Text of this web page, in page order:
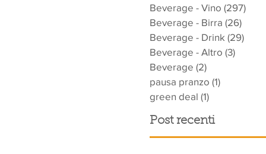
Beverage - Vino (297)
Beverage - Birra (26)
Beverage - Drink (29)
Beverage - Altro (3)
Beverage (2)
pausa pranzo (1)
green deal (1)
Post recenti